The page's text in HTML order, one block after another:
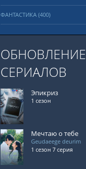
ФАНТАСТИКА (400)
ОБНОВЛЕНИЕ
СЕРИАЛОВ
Эпикриз
1 сезон
Мечтаю о тебе
Geudaeege deurim
1 сезон 7 серия